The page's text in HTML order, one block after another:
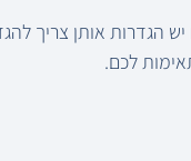
יש הגדרות אותן צריך
לכם.